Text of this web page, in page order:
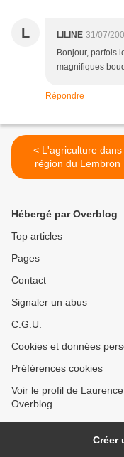
L LILINE 31/07/
Bonjour, parfois
magnifiques
Répondre
< L'agriculture dans la
région du Lembron
Hébergé par Overblog
Top articles
Pages
Contact
Signaler un abus
C.G.U.
Cookies et données
Préférences cookies
Voir le profil de
Overblog
Créer